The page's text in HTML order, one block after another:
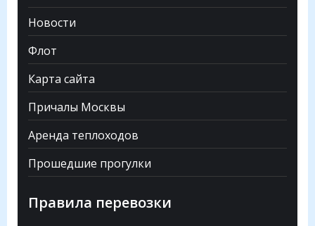
Новости
Флот
Карта сайта
Причалы Москвы
Аренда теплоходов
Прошедшие прогулки
Правила перевозки